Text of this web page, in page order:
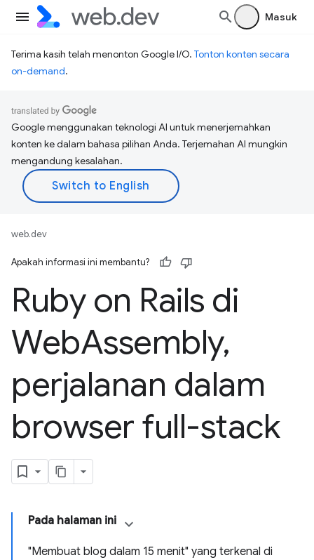
Masuk
Terima kasih telah menonton Google I/O. Tonton konten secara
on-demand.
Google menggunakan teknologi AI untuk menerjemahkan
konten ke dalam bahasa pilihan Anda. Terjemahan AI mungkin
mengandung kesalahan.
web.dev
Apakah informasi ini membantu?
Ruby on Rails di
WebAssembly,
perjalanan dalam
browser full-stack
Pada halaman ini
"Membuat blog dalam 15 menit" yang terkenal di